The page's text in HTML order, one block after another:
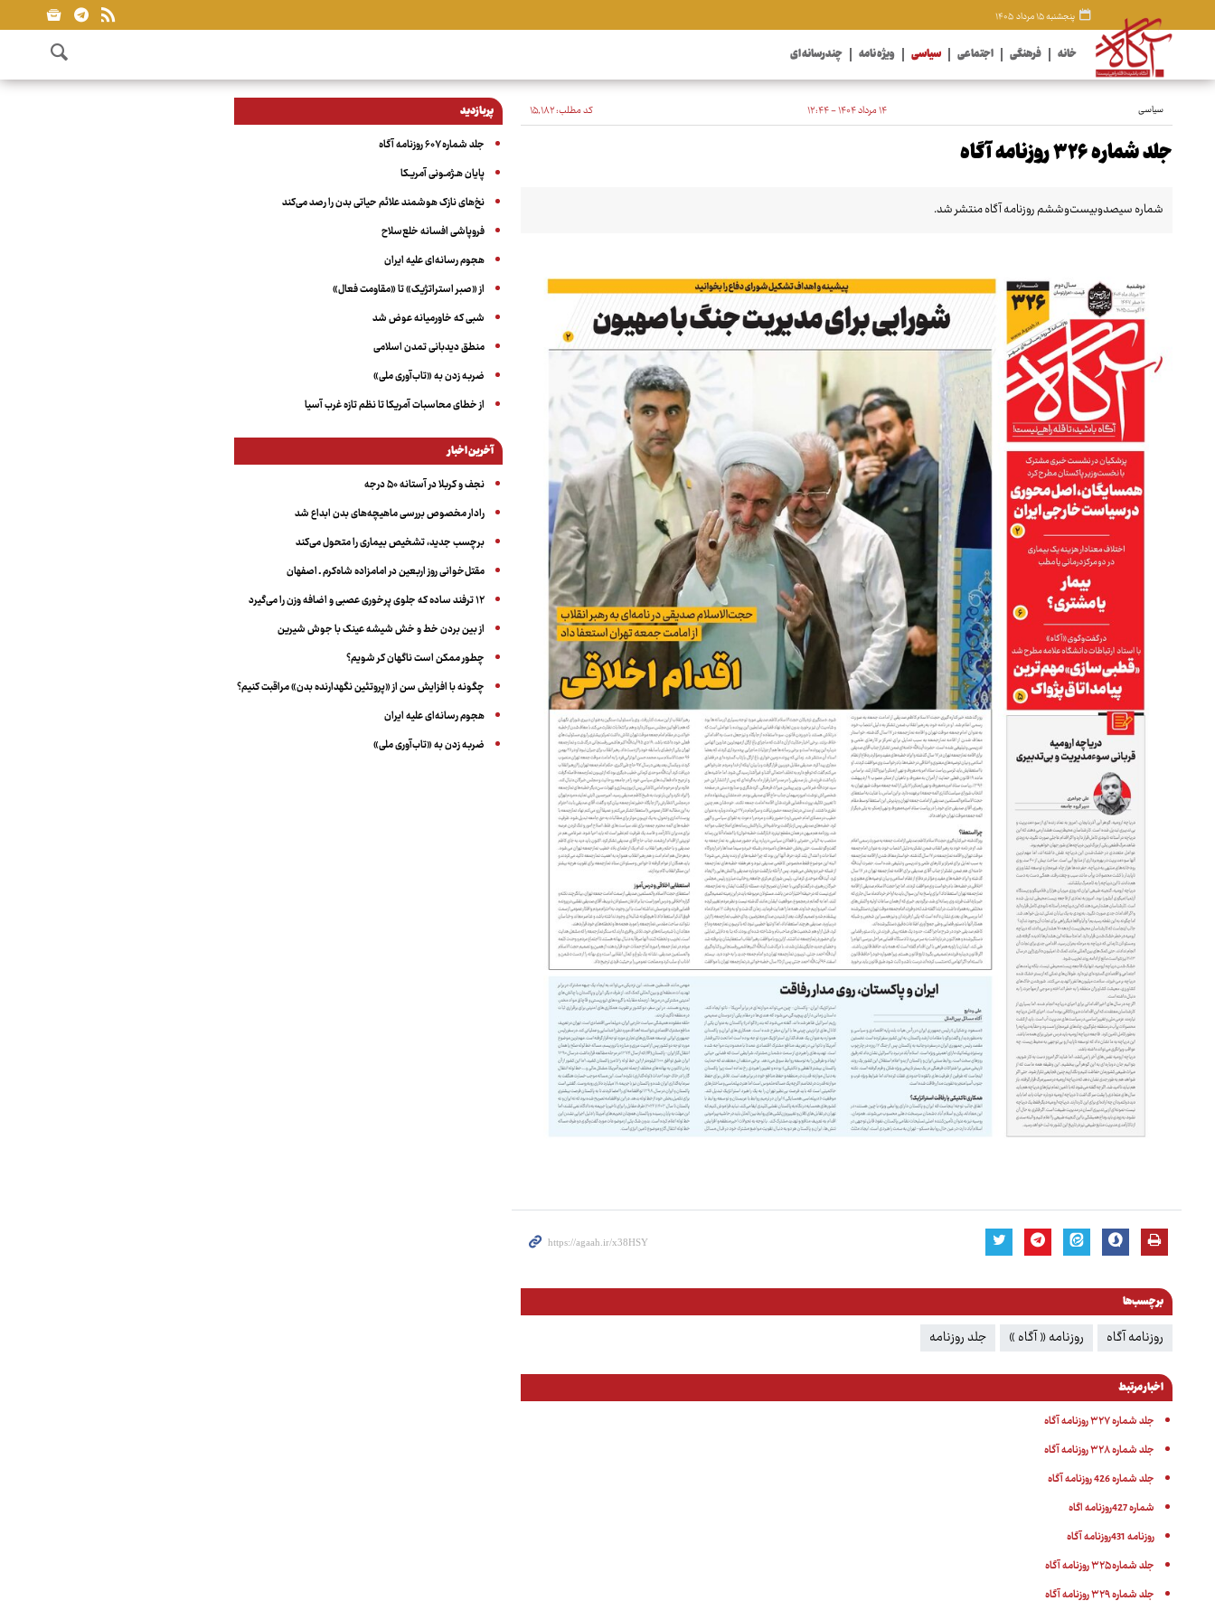
پنجشنبه ۱۵ مرداد ۱۴۰۵
خانه فرهنگی اجتماعی سیاسی ویژه نامه چندرسانه ای
سیاسی ۱۴ مرداد ۱۴۰۴ - ۱۲:۴۴ کد مطلب:۱۵٬۱۸۲
جلد شماره ۳۲۶ روزنامه آگاه
شماره سیصدوبیست‌وششم روزنامه آگاه منتشر شد.
برچسب‌ها
روزنامه آگاه روزنامه « آگاه » جلد روزنامه
اخبار مرتبط
جلد شماره ۳۲۷ روزنامه آگاه
جلد شماره ۳۲۸ روزنامه آگاه
جلد شماره 426 روزنامه آگاه
شماره 427روزنامه اگاه
روزنامه 431روزنامه آگاه
جلد شماره ۳۲۵ روزنامه آگاه
جلد شماره ۳۲۹ روزنامه آگاه
پربازدید
جلد شماره ۶۰۷ روزنامه آگاه
پایان هـژمـونی آمریـکا
نخ‌های نازک هوشمند علائم حیاتی بدن را رصد می‌کند
فروپاشی افسانه خلع‌سلاح
هجوم رسانه‌ای علیه ایران
از «صبر استراتژیک» تا «مقاومت فعال»
شبی که خاورمیانه عوض شد
منطق دیدبانی تمدن اسلامی
ضربه زدن به «تاب‌آوری ملی»
از خطای محاسبات آمریکا تا نظم تازه غرب آسیا
آخرین اخبار
نجف و کربلا در آستانه ۵۰ درجه
رادار مخصوص بررسی ماهیچه‌های بدن ابداع شد
برچسب جدید، تشخیص بیماری را متحول می‌کند
مقتل‌خوانی روز اربعین در امامزاده شاه‌کرم ـ اصفهان
۱۲ ترفند ساده که جلوی پرخوری عصبی و اضافه ‌وزن را می‌گیرد
از بین بردن خط و خش شیشه عینک با جوش شیرین
چطور ممکن است ناگهان کر شویم؟
چگونه با افزایش سن از «پروتئین نگهدارنده بدن» مراقبت کنیم؟
هجوم رسانه‌ای علیه ایران
ضربه زدن به «تاب‌آوری ملی»